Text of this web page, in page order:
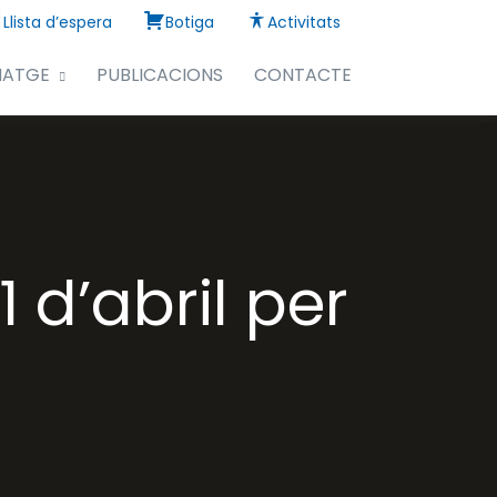
Llista d’espera Botiga Activitats
PUBLICACIONS CONTACTE
d’abril per